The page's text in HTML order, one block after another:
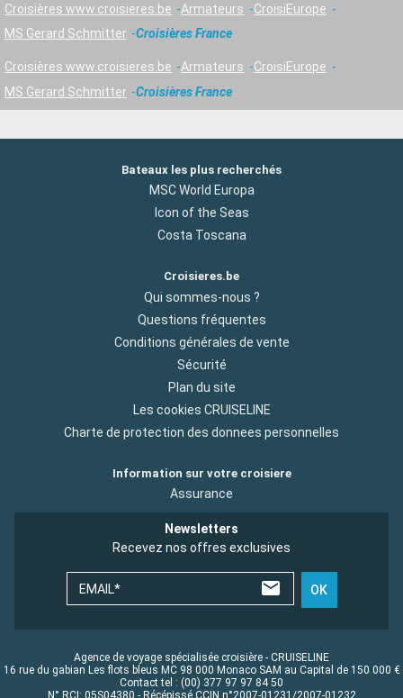
Croisières www.croisieres.be Armateurs
CroisiEurope
MS Gerard Schmitter
Croisières France
Croisières www.croisieres.be Armateurs
CroisiEurope
MS Gerard Schmitter
Croisières France
Bateaux les plus recherchés
MSC World Europa
Icon of the Seas
Costa Toscana
Croisieres.be
Qui sommes-nous ?
Questions fréquentes
Conditions générales de vente
Sécurité
Plan du site
Les cookies CRUISELINE
Charte de protection des donnees personnelles
Information sur votre croisiere
Assurance
Newsletters
Recevez nos offres exclusives
EMAIL* OK
Agence de voyage spécialisée croisière - CRUISELINE
16 rue du gabian Les flots bleus MC 98 000 Monaco SAM au Capital de 150 000 €
Contact tel : (00) 377 97 97 84 50
N° RCI: 05S04380 - Récépissé CCIN n°2007-01231/2007-01232